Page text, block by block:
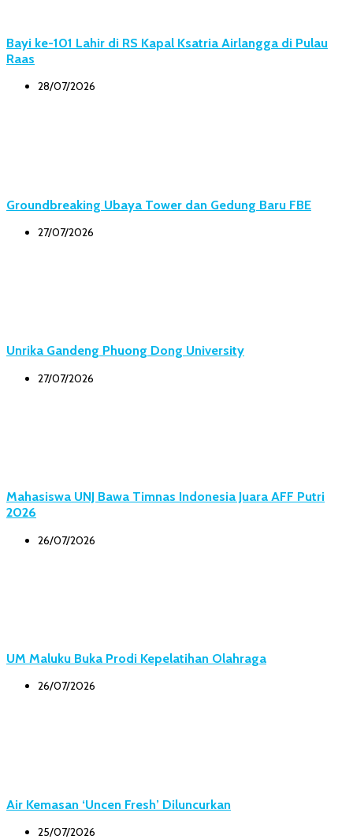
Bayi ke-101 Lahir di RS Kapal Ksatria Airlangga di Pulau
Raas
28/07/2026
Groundbreaking Ubaya Tower dan Gedung Baru FBE
27/07/2026
Unrika Gandeng Phuong Dong University
27/07/2026
Mahasiswa UNJ Bawa Timnas Indonesia Juara AFF Putri
2026
26/07/2026
UM Maluku Buka Prodi Kepelatihan Olahraga
26/07/2026
Air Kemasan ‘Uncen Fresh’ Diluncurkan
25/07/2026